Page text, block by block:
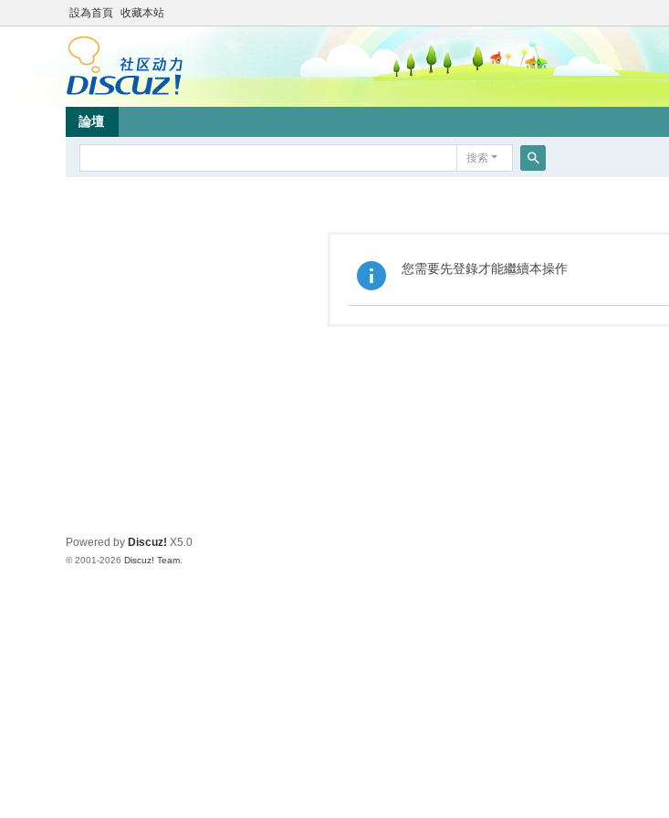
設為首頁 收藏本站
論壇
搜索
您需要先登錄才能繼續本操作
Powered by Discuz! X5.0
© 2001-2026 Discuz! Team